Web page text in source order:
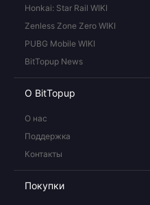
Honkai: Star Rail WIKI
Zenless Zone Zero WIKI
PUBG Mobile WIKI
BitTopup News
О BitTopup
О нас
Поддержка
Контакты
Покупки